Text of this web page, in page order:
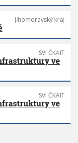
Jihomoravský kraj
SVI ČKAIT
ve
SVI ČKAIT
ve